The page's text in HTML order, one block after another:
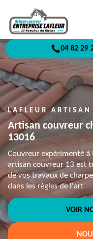
04 82 29
LAFLEUR
Artisan couvreur
13016
Couvreur expérimenté
artisan couvreur 13 est
de vos travaux de
dans les règles de l'art
VOIR